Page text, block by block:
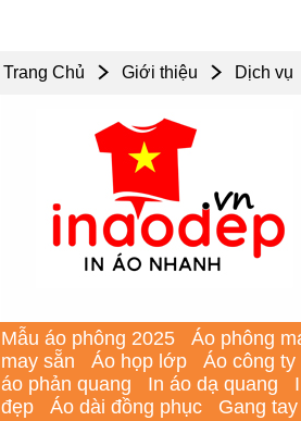
Trang Chủ Giới thiệu Dịch vụ
Mẫu áo phông 2025
Áo phông
may sẵn
Áo họp lớp
Áo công
áo phản quang
In áo dạ quang
đẹp
Áo dài đồng phục Gang